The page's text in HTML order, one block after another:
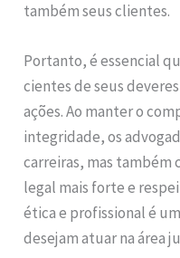
também seus clientes.
Portanto, é essencial
cientes de seus
ações. Ao manter o
integridade, os
carreiras, mas também
legal mais forte e
ética e profissional é
desejam atuar na área